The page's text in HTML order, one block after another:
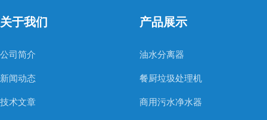
关于我们
公司简介
新闻动态
技术文章
产品展示
油水分离器
餐厨垃圾处理机
商用污水净水器